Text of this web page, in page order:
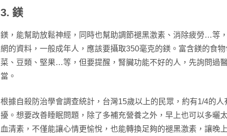
3. 鎂
鎂，能幫助放鬆神經，同時也幫助調節褪黑激素、消除疲勞…等
網的資料，一般成年人，應該要攝取350毫克的鎂。富含鎂的食
菜、豆類、堅果…等，但要提醒，腎臟功能不好的人，先詢問過
當。
根據自殺防治學會調查統計，台灣15歲以上的民眾，約有1/4的人
擾。想要改善睡眠問題，除了多補充營養之外，早上也可以多曬
血清素，不僅能讓心情更愉悅，也能轉換足夠的褪黑激素，讓晚